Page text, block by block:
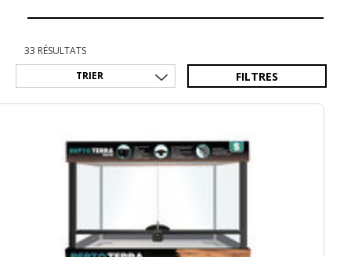
33 RÉSULTATS
FILTRES